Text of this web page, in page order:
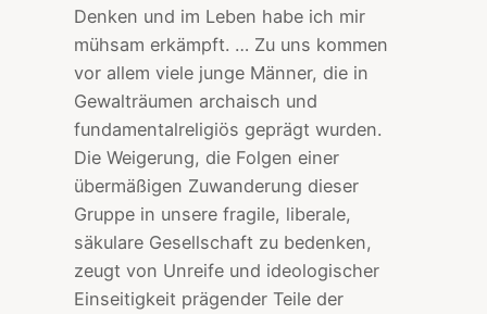
Denken und im Leben habe ich mir
mühsam erkämpft. … Zu uns kommen
vor allem viele junge Männer, die in
Gewalträumen archaisch und
fundamentalreligiös geprägt wurden.
Die Weigerung, die Folgen einer
übermäßigen Zuwanderung dieser
Gruppe in unsere fragile, liberale,
säkulare Gesellschaft zu bedenken,
zeugt von Unreife und ideologischer
Einseitigkeit prägender Teile der